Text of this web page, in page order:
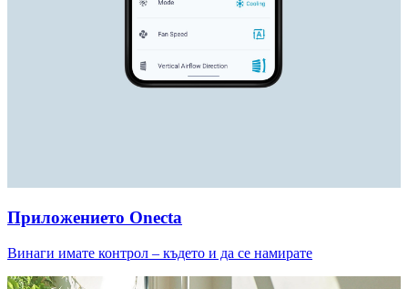
Приложението Onecta
Винаги имате контрол – където и да се намирате